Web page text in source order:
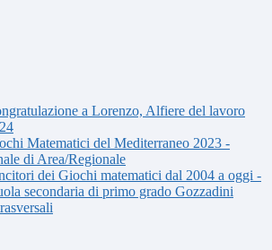
a Lorenzo, Alfiere del lavoro
Matematici del Mediterraneo 2023 -
di Area/Regionale
dei Giochi matematici dal 2004 a oggi -
secondaria di primo grado Gozzadini